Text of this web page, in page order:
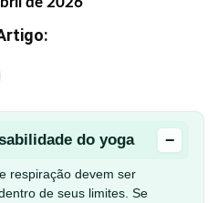
do yoga −
respiração devem ser
de seus limites. Se